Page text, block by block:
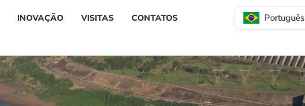
INOVAÇÃO VISITAS CONTATOS Português